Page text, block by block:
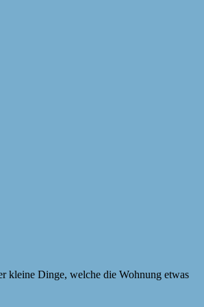
kleine Dinge, welche die Wohnung etwas